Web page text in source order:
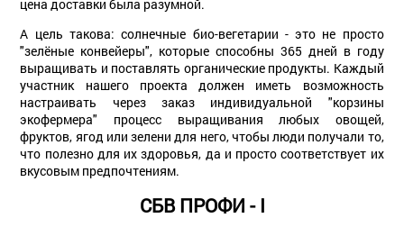
цена доставки была разумной.
А цель такова: солнечные био-вегетарии - это не просто
"зелёные конвейеры", которые способны 365 дней в году
выращивать и поставлять органические продукты. Каждый
участник нашего проекта должен иметь возможность
настраивать через заказ индивидуальной "корзины
экофермера" процесс выращивания любых овощей,
фруктов, ягод или зелени для него, чтобы люди получали то,
что полезно для их здоровья, да и просто соответствует их
вкусовым предпочтениям.
СБВ ПРОФИ - I